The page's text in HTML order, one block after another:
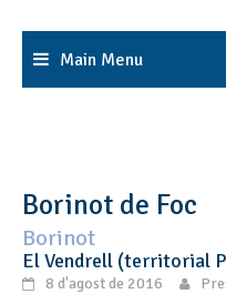
Main Menu
Borinot de Foc
Borinot
El Vendrell (territorial
8 d'agost de 2016